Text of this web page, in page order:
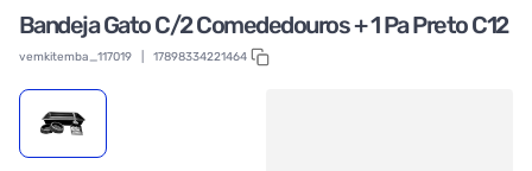
Bandeja Gato C/2 Comededouros + 1 Pa Preto C12
vemkitemba_117019 17898334221464